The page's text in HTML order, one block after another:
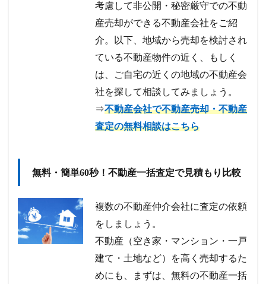
考慮して非公開・秘密厳守での不動
産売却ができる不動産会社をご紹
介。以下、地域から売却を検討され
ている不動産物件の近く、もしく
は、ご自宅の近くの地域の不動産会
社を探して相談してみましょう。
⇒不動産会社で不動産売却・不動産
査定の無料相談はこちら
無料・簡単60秒！不動産一括査定で見積もり比較
複数の不動産仲介会社に査定の依頼
をしましょう。
不動産（空き家・マンション・一戸
建て・土地など）を高く売却するた
めにも、まずは、無料の不動産一括